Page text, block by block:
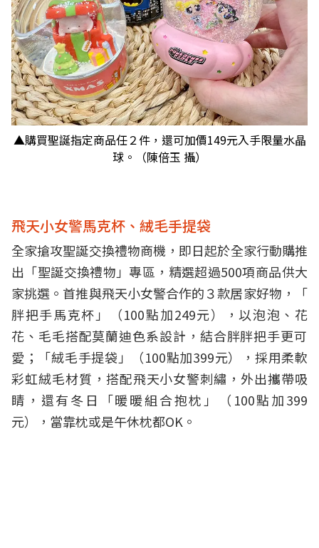
▲購買聖誕指定商品任２件，還可加價149元入手限量水晶
球。（陳倍玉 攝）
飛天小女警馬克杯、絨毛手提袋
全家搶攻聖誕交換禮物商機，即日起於全家行動購推
出「聖誕交換禮物」專區，精選超過500項商品供大
家挑選。首推與飛天小女警合作的３款居家好物，「
胖把手馬克杯」（100點加249元），以泡泡、花
花、 毛毛搭配莫蘭迪色系設計，結合胖胖把手更可
愛；「絨毛手提袋」（100點加399元），採用柔軟
彩虹絨毛材質，搭配飛天小女警刺繡，外出攜帶吸
睛，還有冬日「暖暖組合抱枕」（100點加399
元），當靠枕或是午休枕都OK。